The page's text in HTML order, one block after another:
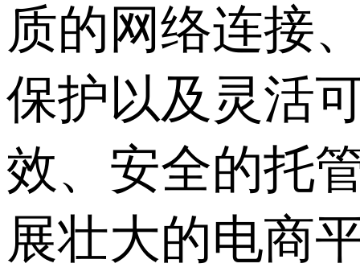
质的网络连接
保护以及灵活
效、安全的托
展壮大的电商